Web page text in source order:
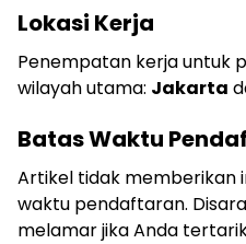
Lokasi Kerja
Penempatan kerja untuk
wilayah utama: Jakarta
Batas Waktu
Artikel tidak memberikan
waktu pendaftaran.
melamar jika Anda